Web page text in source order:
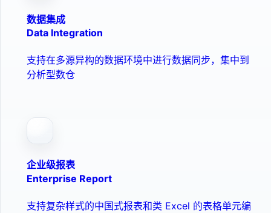
数据集成
Data Integration
支持在多源异构的数据环境中进行数据同步，集中到
分析型数仓
企业级报表
Enterprise Report
支持复杂样式的中国式报表和类 Excel 的表格单元编